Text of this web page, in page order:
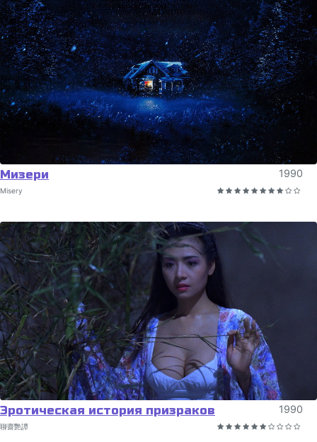
Мизери 1990
Misery
Эротическая история призраков 1990
聊齋艷譚